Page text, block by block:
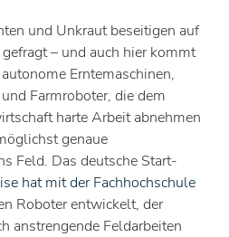
und Unkraut beseitigen auf
– und auch hier kommt
Erntemaschinen,
Farmroboter, die dem
harte Arbeit abnehmen
genaue
Feld. Das deutsche Start-
hat mit der Fachhochschule
Roboter entwickelt, der
anstrengende Feldarbeiten